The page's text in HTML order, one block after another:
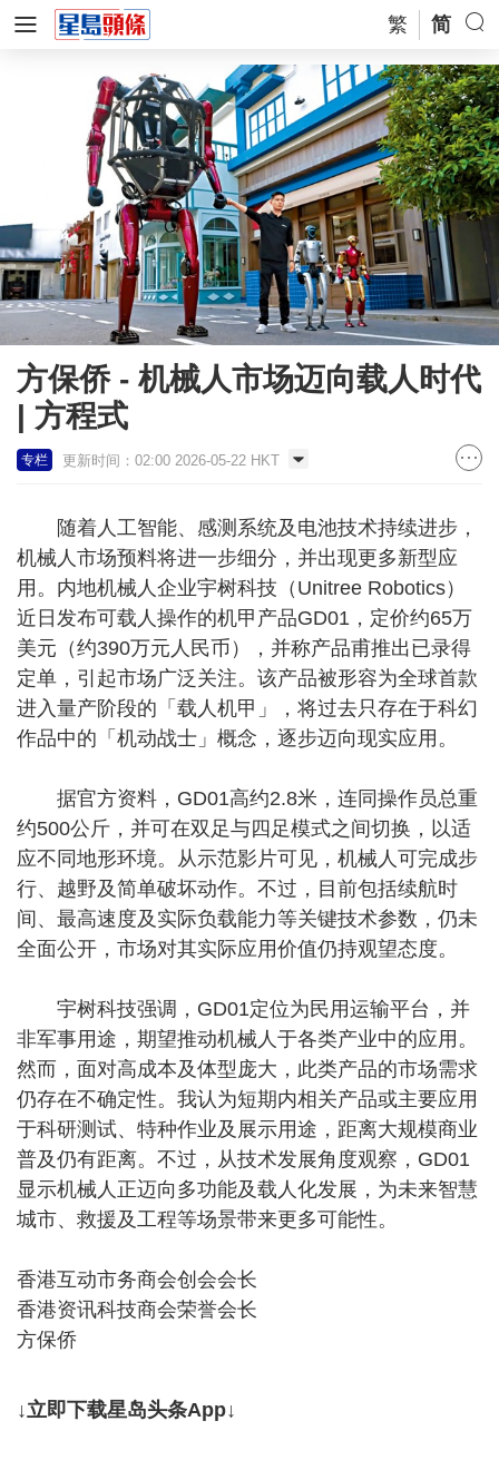
繁 简
方保侨 - 机械人市场迈向载人时代
| 方程式
专栏 更新时间：02:00 2026-05-22 HKT
随着人工智能、感测系统及电池技术持续进步，
机械人市场预料将进一步细分，并出现更多新型应
用。内地机械人企业宇树科技（Unitree Robotics）
近日发布可载人操作的机甲产品GD01，定价约65万
美元（约390万元人民币），并称产品甫推出已录得
定单，引起市场广泛关注。该产品被形容为全球首款
进入量产阶段的「载人机甲」，将过去只存在于科幻
作品中的「机动战士」概念，逐步迈向现实应用。
据官方资料，GD01高约2.8米，连同操作员总重
约500公斤，并可在双足与四足模式之间切换，以适
应不同地形环境。从示范影片可见，机械人可完成步
行、越野及简单破坏动作。不过，目前包括续航时
间、最高速度及实际负载能力等关键技术参数，仍未
全面公开，市场对其实际应用价值仍持观望态度。
宇树科技强调，GD01定位为民用运输平台，并
非军事用途，期望推动机械人于各类产业中的应用。
然而，面对高成本及体型庞大，此类产品的市场需求
仍存在不确定性。我认为短期内相关产品或主要应用
于科研测试、特种作业及展示用途，距离大规模商业
普及仍有距离。不过，从技术发展角度观察，GD01
显示机械人正迈向多功能及载人化发展，为未来智慧
城市、救援及工程等场景带来更多可能性。
香港互动市务商会创会会长
香港资讯科技商会荣誉会长
方保侨
↓立即下载星岛头条App↓